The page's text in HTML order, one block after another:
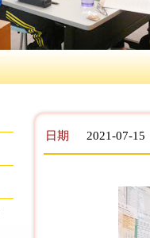
日期 2021-07-15